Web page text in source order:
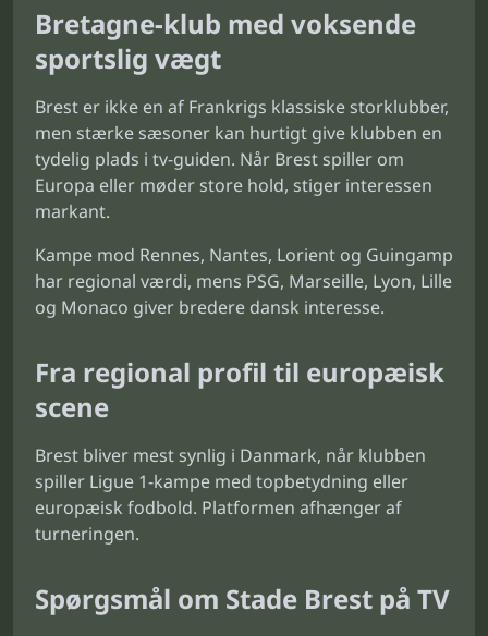
Bretagne-klub med voksende
sportslig vægt
Brest er ikke en af Frankrigs klassiske storklubber,
men stærke sæsoner kan hurtigt give klubben en
tydelig plads i tv-guiden. Når Brest spiller om
Europa eller møder store hold, stiger interessen
markant.
Kampe mod Rennes, Nantes, Lorient og Guingamp
har regional værdi, mens PSG, Marseille, Lyon, Lille
og Monaco giver bredere dansk interesse.
Fra regional profil til europæisk
scene
Brest bliver mest synlig i Danmark, når klubben
spiller Ligue 1-kampe med topbetydning eller
europæisk fodbold. Platformen afhænger af
turneringen.
Spørgsmål om Stade Brest på TV